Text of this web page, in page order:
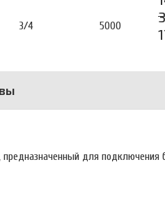
3/4 5000
для